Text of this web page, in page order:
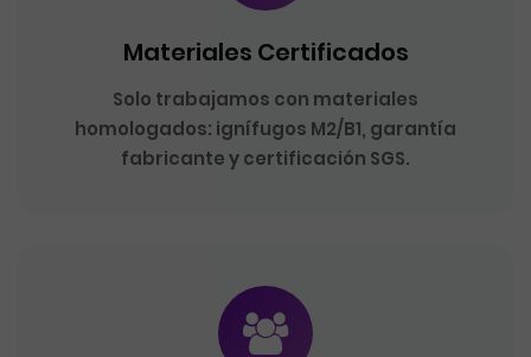
Materiales Certificados
Solo trabajamos con materiales
homologados: ignífugos M2/B1, garantía
fabricante y certificación SGS.